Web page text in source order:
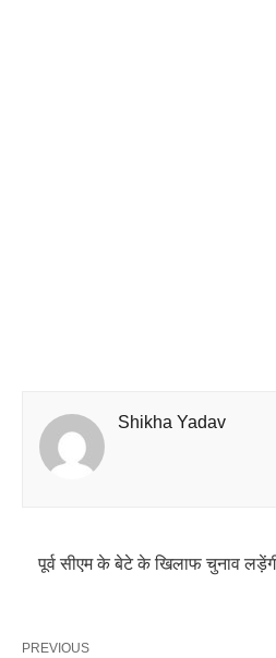
Shikha Yadav
पूर्व सीएम के बेटे के खिलाफ चुनाव
PREVIOUS